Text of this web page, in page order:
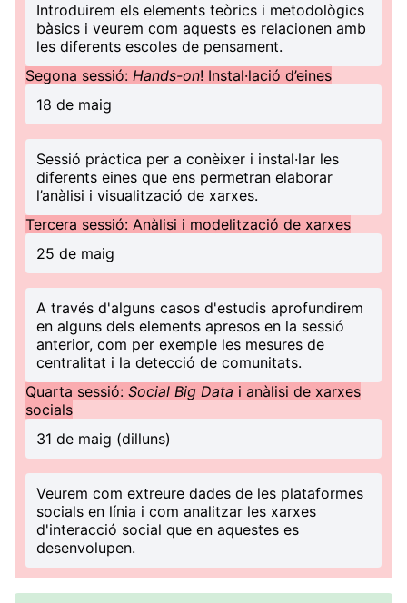
Introduirem els elements teòrics i metodològics
bàsics i veurem com aquests es relacionen amb
les diferents escoles de pensament.
Segona sessió: Hands-on! Instal·lació d’eines
18 de maig
Sessió pràctica per a conèixer i instal·lar les
diferents eines que ens permetran elaborar
l’anàlisi i visualització de xarxes.
Tercera sessió: Anàlisi i modelització de xarxes
25 de maig
A través d'alguns casos d'estudis aprofundirem
en alguns dels elements apresos en la sessió
anterior, com per exemple les mesures de
centralitat i la detecció de comunitats.
Quarta sessió: Social Big Data i anàlisi de xarxes
socials
31 de maig (dilluns)
Veurem com extreure dades de les plataformes
socials en línia i com analitzar les xarxes
d'interacció social que en aquestes es
desenvolupen.